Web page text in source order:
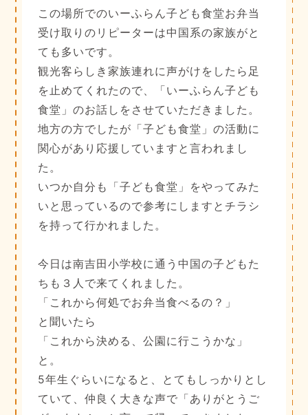
この場所でのいーふらん子ども食堂お弁当
受け取りのリピーターは中国系の家族がと
ても多いです。
観光客らしき家族連れに声がけをしたら足
を止めてくれたので、「いーふらん子ども
食堂」のお話しをさせていただきました。
地方の方でしたが「子ども食堂」の活動に
関心があり応援していますと言われまし
た。
いつか自分も「子ども食堂」をやってみた
いと思っているので参考にしますとチラシ
を持って行かれました。
今日は南吉田小学校に通う中国の子どもた
ちも３人で来てくれました。
「これから何処でお弁当食べるの？」
と聞いたら
「これから決める、公園に行こうかな」
と。
5年生ぐらいになると、とてもしっかりとし
ていて、仲良く大きな声で「ありがとうご